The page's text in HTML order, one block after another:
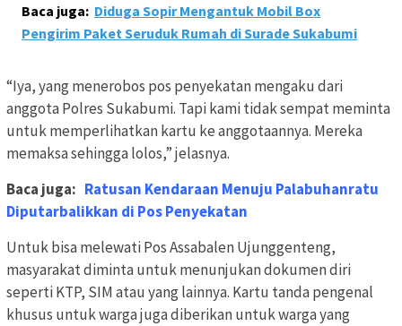
Baca juga: Diduga Sopir Mengantuk Mobil Box
Pengirim Paket Seruduk Rumah di Surade Sukabumi
“Iya, yang menerobos pos penyekatan mengaku dari
anggota Polres Sukabumi. Tapi kami tidak sempat meminta
untuk memperlihatkan kartu ke anggotaannya. Mereka
memaksa sehingga lolos,” jelasnya.
Baca juga: Ratusan Kendaraan Menuju Palabuhanratu
Diputarbalikkan di Pos Penyekatan
Untuk bisa melewati Pos Assabalen Ujunggenteng,
masyarakat diminta untuk menunjukan dokumen diri
seperti KTP, SIM atau yang lainnya. Kartu tanda pengenal
khusus untuk warga juga diberikan untuk warga yang